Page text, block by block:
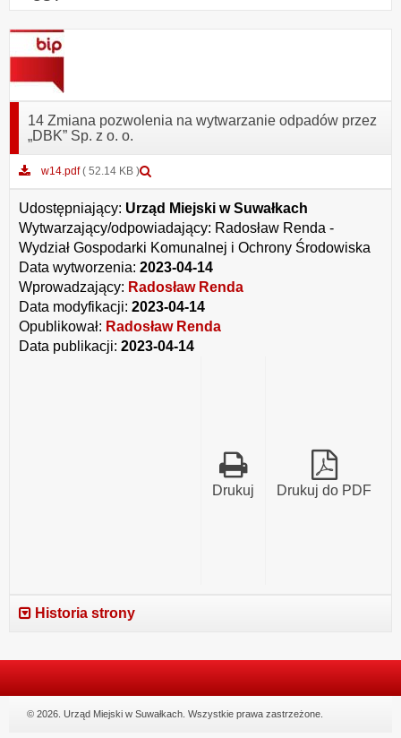
14 Zmiana pozwolenia na wytwarzanie odpadów przez
„DBK” Sp. z o. o.
w14.pdf ( 52.14 KB )
załącznika
w14.pdf
Udostępniający: Urząd Miejski w Suwałkach
Wytwarzający/odpowiadający: Radosław Renda -
Wydział Gospodarki Komunalnej i Ochrony Środowiska
Data wytworzenia: 2023-04-14
Wprowadzający: Radosław Renda
Data modyfikacji: 2023-04-14
Opublikował: Radosław Renda
Data publikacji: 2023-04-14
Drukuj do PDF
Drukuj
Historia strony
© 2026. Urząd Miejski w Suwałkach. Wszystkie prawa zastrzeżone.